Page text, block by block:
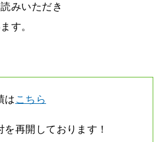
みいただき
す。
は こちら
再開しております！